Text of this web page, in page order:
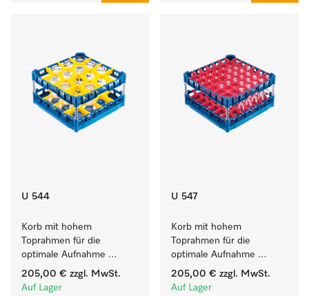
U 544
Korb mit hohem
Toprahmen für die
optimale Aufnahme
von 16 Gläsern bis 23 cm
Höhe.
205,00 € zzgl. MwSt.
Auf Lager
U 547
Korb mit hohem
Toprahmen für die
optimale Aufnahme
von 49 Gläsern bis 23 cm
Höhe.
205,00 € zzgl. MwSt.
Auf Lager